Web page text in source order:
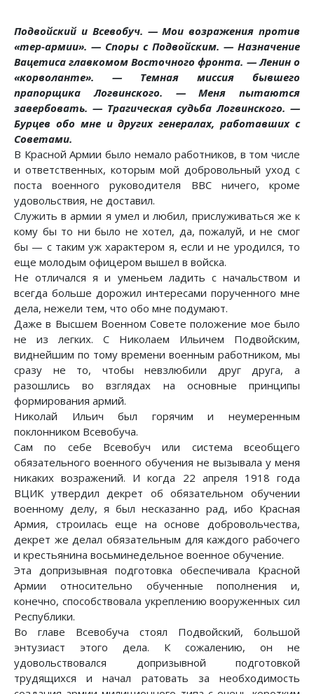
Подвойский и Всевобуч. — Мои возражения против
«тер-армии». — Споры с Подвойским. — Назначение
Вацетиса главкомом Восточного фронта. — Ленин о
«корволанте». — Темная миссия бывшего
прапорщика Логвинского. — Меня пытаются
завербовать. — Трагическая судьба Логвинского. —
Бурцев обо мне и других генералах, работавших с
Советами.
В Красной Армии было немало работников, в том числе
и ответственных, которым мой добровольный уход с
поста военного руководителя ВВС ничего, кроме
удовольствия, не доставил.
Служить в армии я умел и любил, прислуживаться же к
кому бы то ни было не хотел, да, пожалуй, и не смог
бы — с таким уж характером я, если и не уродился, то
еще молодым офицером вышел в войска.
Не отличался я и уменьем ладить с начальством и
всегда больше дорожил интересами порученного мне
дела, нежели тем, что обо мне подумают.
Даже в Высшем Военном Совете положение мое было
не из легких. С Николаем Ильичем Подвойским,
виднейшим по тому времени военным работником, мы
сразу не то, чтобы невзлюбили друг друга, а
разошлись во взглядах на основные принципы
формирования армий.
Николай Ильич был горячим и неумеренным
поклонником Всевобуча.
Сам по себе Всевобуч или система всеобщего
обязательного военного обучения не вызывала у меня
никаких возражений. И когда 22 апреля 1918 года
ВЦИК утвердил декрет об обязательном обучении
военному делу, я был несказанно рад, ибо Красная
Армия, строилась еще на основе добровольчества,
декрет же делал обязательным для каждого рабочего
и крестьянина восьминедельное военное обучение.
Эта допризывная подготовка обеспечивала Красной
Армии относительно обученные пополнения и,
конечно, способствовала укреплению вооруженных сил
Республики.
Во главе Всевобуча стоял Подвойский, большой
энтузиаст этого дела. К сожалению, он не
удовольствовался допризывной подготовкой
трудящихся и начал ратовать за необходимость